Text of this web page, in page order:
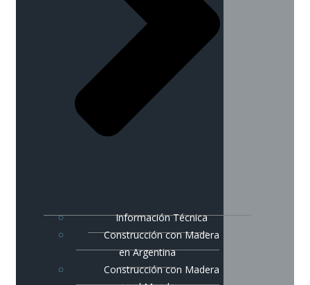
Información Técnica
Construcción con Madera
en Argentina
Construcción con Madera